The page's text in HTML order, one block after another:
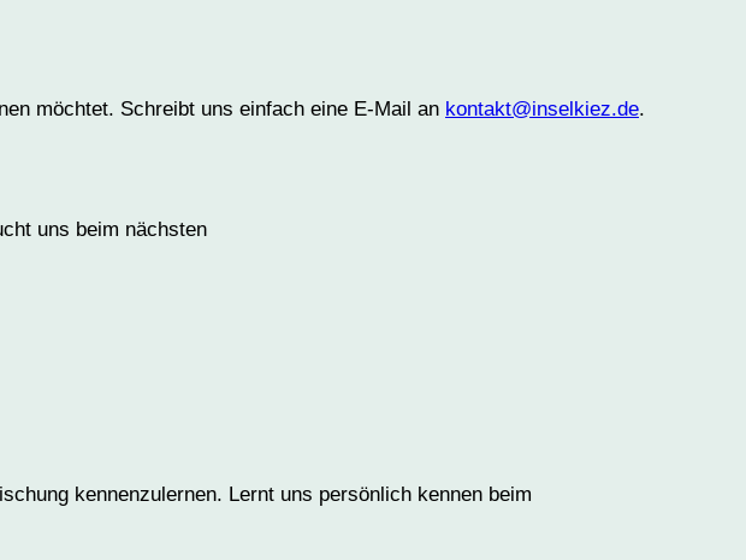
möchtet. Schreibt uns einfach eine E-Mail an kontakt@inselkiez.de.
uns beim nächsten
kennenzulernen. Lernt uns persönlich kennen beim